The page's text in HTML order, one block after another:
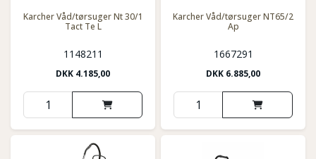
Karcher Våd/tørsuger Nt 30/1
Tact Te L
1148211
DKK 4.185,00
Karcher Våd/tørsuger NT65/2
Ap
1667291
DKK 6.885,00